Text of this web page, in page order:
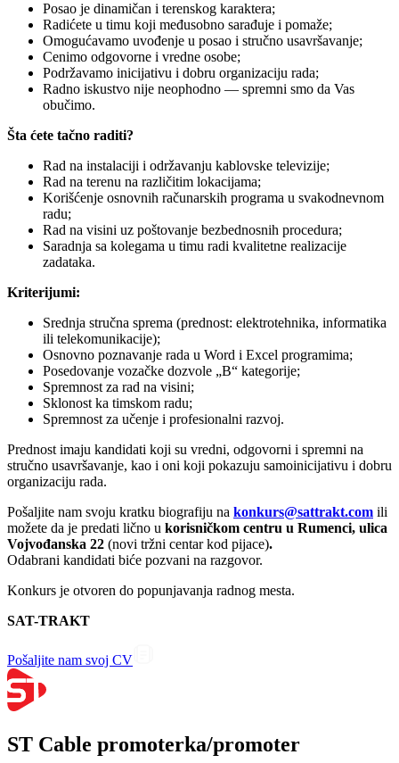
Posao je dinamičan i terenskog karaktera;
Radićete u timu koji međusobno sarađuje i pomaže;
Omogućavamo uvođenje u posao i stručno usavršavanje;
Cenimo odgovorne i vredne osobe;
Podržavamo inicijativu i dobru organizaciju rada;
Radno iskustvo nije neophodno — spremni smo da Vas
obučimo.
Šta ćete tačno raditi?
Rad na instalaciji i održavanju kablovske televizije;
Rad na terenu na različitim lokacijama;
Korišćenje osnovnih računarskih programa u svakodnevnom
radu;
Rad na visini uz poštovanje bezbednosnih procedura;
Saradnja sa kolegama u timu radi kvalitetne realizacije
zadataka.
Kriterijumi:
Srednja stručna sprema (prednost: elektrotehnika, informatika
ili telekomunikacije);
Osnovno poznavanje rada u Word i Excel programima;
Posedovanje vozačke dozvole „B“ kategorije;
Spremnost za rad na visini;
Sklonost ka timskom radu;
Spremnost za učenje i profesionalni razvoj.
Prednost imaju kandidati koji su vredni, odgovorni i spremni na
stručno usavršavanje, kao i oni koji pokazuju samoinicijativu i dobru
organizaciju rada.
Pošaljite nam svoju kratku biografiju na konkurs@sattrakt.com ili
možete da je predati lično u korisničkom centru u Rumenci, ulica
Vojvođanska 22 (novi tržni centar kod pijace).
Odabrani kandidati biće pozvani na razgovor.
Konkurs je otvoren do popunjavanja radnog mesta.
SAT-TRAKT
Pošaljite nam svoj CV
ST Cable promoterka/promoter